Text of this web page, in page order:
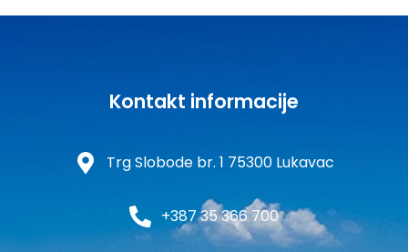
Kontakt informacije
Trg Slobode br. 1 75300 Lukavac
+387 35 366 700